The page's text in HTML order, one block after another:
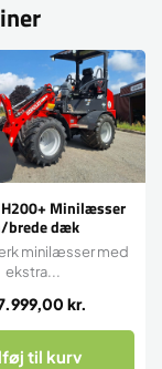
H200+ Minilæsser
brede dæk
kr.
minilæsser med
ekstra...
til kurv